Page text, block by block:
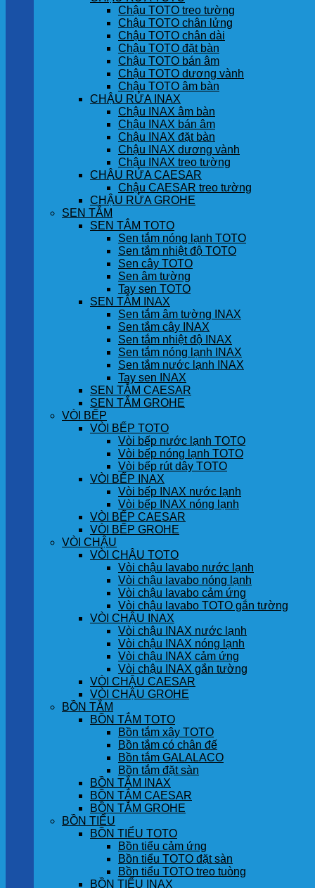
Chậu TOTO treo tường
Chậu TOTO chân lửng
Chậu TOTO chân dài
Chậu TOTO đặt bàn
Chậu TOTO bán âm
Chậu TOTO dương vành
Chậu TOTO âm bàn
CHẬU RỬA INAX
Chậu INAX âm bàn
Chậu INAX bán âm
Chậu INAX đặt bàn
Chậu INAX dương vành
Chậu INAX treo tường
CHẬU RỬA CAESAR
Chậu CAESAR treo tường
CHẬU RỬA GROHE
SEN TẮM
SEN TẮM TOTO
Sen tắm nóng lạnh TOTO
Sen tắm nhiệt độ TOTO
Sen cây TOTO
Sen âm tường
Tay sen TOTO
SEN TẮM INAX
Sen tắm âm tường INAX
Sen tắm cây INAX
Sen tắm nhiệt độ INAX
Sen tắm nóng lạnh INAX
Sen tắm nước lạnh INAX
Tay sen INAX
SEN TẮM CAESAR
SEN TẮM GROHE
VÒI BẾP
VÒI BẾP TOTO
Vòi bếp nước lạnh TOTO
Vòi bếp nóng lạnh TOTO
Vòi bếp rút dây TOTO
VÒI BẾP INAX
Vòi bếp INAX nước lạnh
Vòi bếp INAX nóng lạnh
VÒI BẾP CAESAR
VÒI BẾP GROHE
VÒI CHẬU
VÒI CHẬU TOTO
Vòi chậu lavabo nước lạnh
Vòi chậu lavabo nóng lạnh
Vòi chậu lavabo cảm ứng
Vòi chậu lavabo TOTO gắn tường
VÒI CHẬU INAX
Vòi chậu INAX nước lạnh
Vòi chậu INAX nóng lạnh
Vòi chậu INAX cảm ứng
Vòi chậu INAX gắn tường
VÒI CHẬU CAESAR
VÒI CHẬU GROHE
BỒN TẮM
BỒN TẮM TOTO
Bồn tắm xây TOTO
Bồn tắm có chân đế
Bồn tắm GALALACO
Bồn tắm đặt sàn
BỒN TẮM INAX
BỒN TẮM CAESAR
BỒN TẮM GROHE
BỒN TIỂU
BỒN TIỂU TOTO
Bồn tiểu cảm ứng
Bồn tiểu TOTO đặt sàn
Bồn tiểu TOTO treo tuòng
BỒN TIỂU INAX